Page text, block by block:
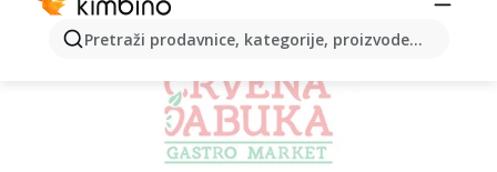
Pretraži prodavnice, kategorije, proizvode...